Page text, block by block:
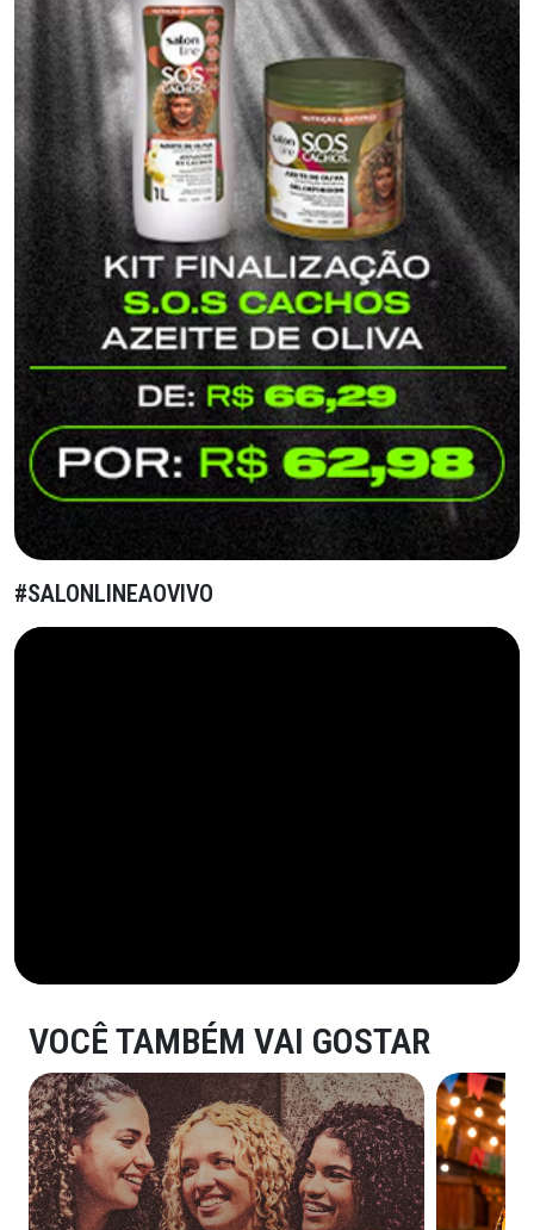
#SALONLINEAOVIVO
VOCÊ TAMBÉM VAI GOSTAR